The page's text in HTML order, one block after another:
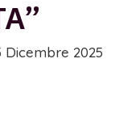
Dicembre 2025